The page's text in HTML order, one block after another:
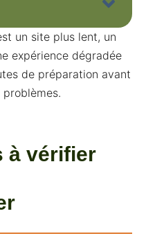
un site plus lent, un
expérience dégradée
de préparation avant
problèmes.
à vérifier